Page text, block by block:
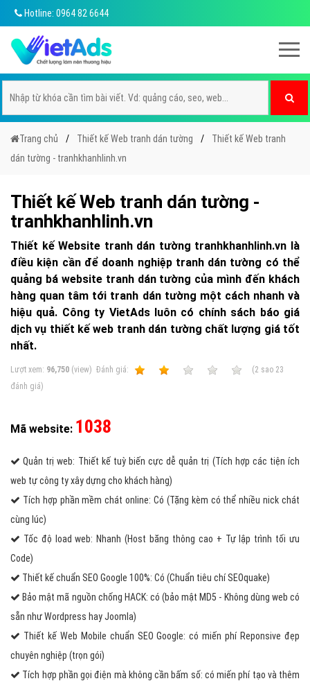
Hotline: 0964 82 6644
Trang chủ Thiết kế Web tranh dán tường
Thiết kế Web tranh
dán tường - tranhkhanhlinh.vn
Thiết kế Web tranh dán tường -
tranhkhanhlinh.vn
Thiết kế Website tranh dán tường tranhkhanhlinh.vn là
điều kiện cần để doanh nghiệp tranh dán tường có thể
quảng bá website tranh dán tường của mình đến khách
hàng quan tâm tới tranh dán tường một cách nhanh và
hiệu quả. Công ty VietAds luôn có chính sách báo giá
dịch vụ thiết kế web tranh dán tường chất lượng giá tốt
nhất.
Lượt xem: 96,750 (view) Ðánh giá: (2 sao 23
đánh giá)
Mã website: 1038
Quản trị web: Thiết kế tuỳ biến cực dễ quản trị (Tích hợp các tiện ích
web tự công ty xây dựng cho khách hàng)
Tích hợp phần mềm chát online: Có (Tặng kèm có thể nhiều nick chát
cùng lúc)
Tốc độ load web: Nhanh (Host băng thông cao + Tự lập trình tối ưu
Code)
Thiết kế chuẩn SEO Google 100%: Có (Chuẩn tiêu chí SEOquake)
Bảo mật mã nguồn chống HACK: có (bảo mật MD5 - Không dùng web có
sẵn như Wordpress hay Joomla)
Thiết kế Web Mobile chuẩn SEO Google: có miến phí Reponsive đẹp
chuyên nghiệp (trọn gói)
Tích hợp phần gọi điện mà không cần bấm số: có miến phí tạo và thêm